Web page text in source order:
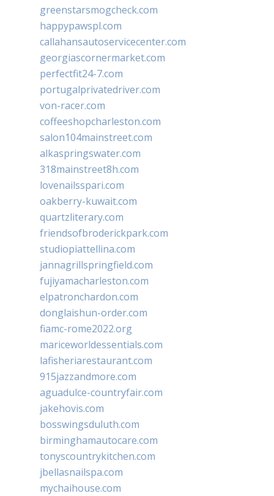
greenstarsmogcheck.com
happypawspl.com
callahansautoservicecenter.com
georgiascornermarket.com
perfectfit24-7.com
portugalprivatedriver.com
von-racer.com
coffeeshopcharleston.com
salon104mainstreet.com
alkaspringswater.com
318mainstreet8h.com
lovenailsspari.com
oakberry-kuwait.com
quartzliterary.com
friendsofbroderickpark.com
studiopiattellina.com
jannagrillspringfield.com
fujiyamacharleston.com
elpatronchardon.com
donglaishun-order.com
fiamc-rome2022.org
mariceworldessentials.com
lafisheriarestaurant.com
915jazzandmore.com
aguadulce-countryfair.com
jakehovis.com
bosswingsduluth.com
birminghamautocare.com
tonyscountrykitchen.com
jbellasnailspa.com
mychaihouse.com